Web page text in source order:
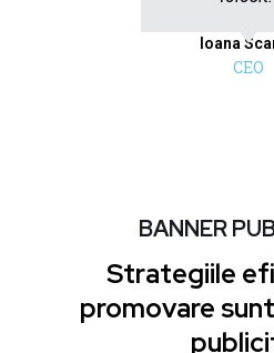
Ioana
CEO
BANNER
Strategiile
promovare